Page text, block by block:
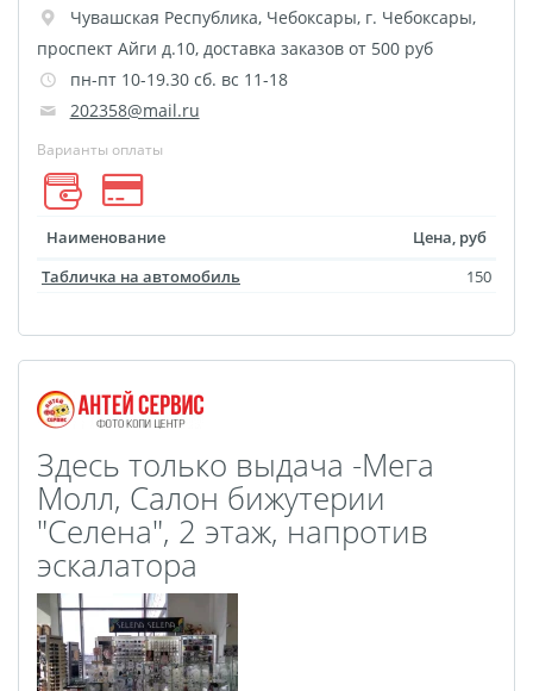
Календарь на холсте
Новогодние мешки для
подарков
Школьный дневник
Сшивка документов
Бейджи
Наклейки для
Подарочные
сертификаты
3D-стикеры
Металлические
таблички
Фотокарточки в стиле
Инстакс
Таблички и указатели
Пресс-воллы
Бланки
Фото на украшениях
Сувениры Новый год
Чувашская Республика, Чебоксары, г. Чебоксары,
проспект Айги д.10, доставка заказов от 500 руб
пн-пт 10-19.30 сб. вс 11-18
202358@mail.ru
Варианты оплаты
Наименование
Цена, руб
Табличка на автомобиль
150
Здесь только выдача -Мега
Молл, Салон бижутерии
"Селена", 2 этаж, напротив
эскалатора